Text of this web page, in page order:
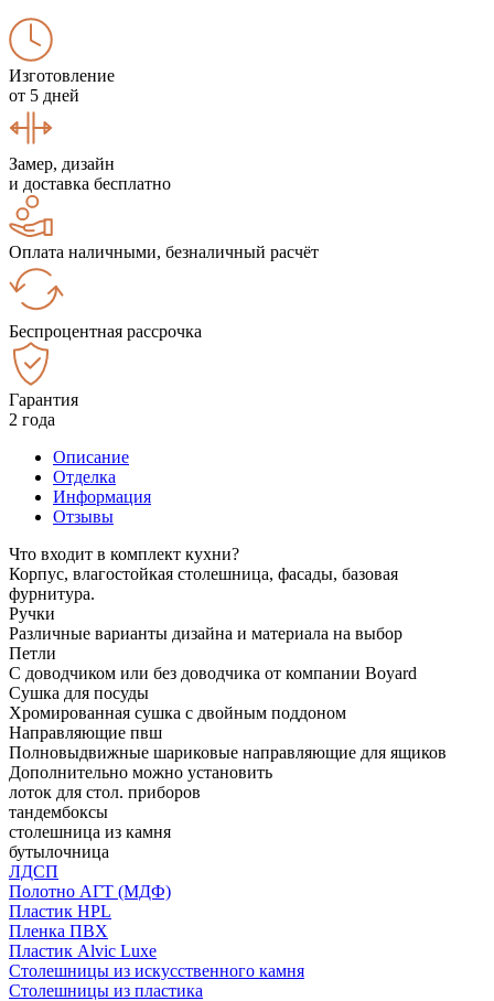
Изготовление
от 5 дней
Замер, дизайн
и доставка бесплатно
Оплата наличными, безналичный расчёт
Беспроцентная рассрочка
Гарантия
2 года
Описание
Отделка
Информация
Отзывы
Что входит в комплект кухни?
Корпус, влагостойкая столешница, фасады, базовая
фурнитура.
Ручки
Различные варианты дизайна и материала на выбор
Петли
С доводчиком или без доводчика от компании Boyard
Сушка для посуды
Хромированная сушка с двойным поддоном
Направляющие пвш
Полновыдвижные шариковые направляющие для ящиков
Дополнительно можно установить
лоток для стол. приборов
тандембоксы
столешница из камня
бутылочница
ЛДСП
Полотно АГТ (МДФ)
Пластик HPL
Пленка ПВХ
Пластик Alvic Luxe
Столешницы из искусственного камня
Столешницы из пластика